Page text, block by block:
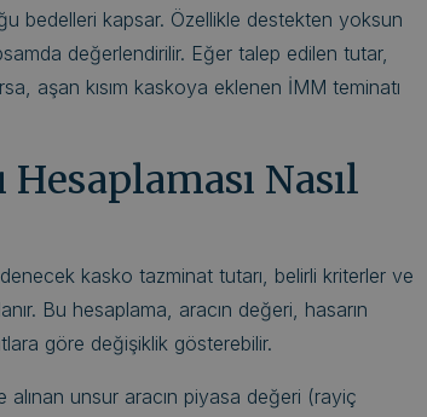
bedelleri kapsar. Özellikle destekten yoksun
değerlendirilir. Eğer talep edilen tutar,
aşan kısım kaskoya eklenen İMM teminatı
Nasıl
kasko tazminat tutarı, belirli kriterler ve
Bu hesaplama, aracın değeri, hasarın
göre değişiklik gösterebilir.
alınan unsur aracın piyasa değeri (rayiç